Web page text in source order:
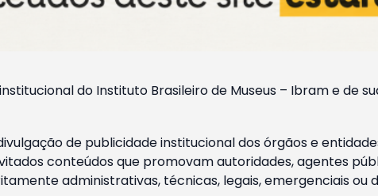
do Instituto Brasileiro de Museus – Ibram e de
de publicidade institucional dos órgãos e
conteúdos que promovam autoridades, agentes
administrativas, técnicas, legais, emergenciais ou